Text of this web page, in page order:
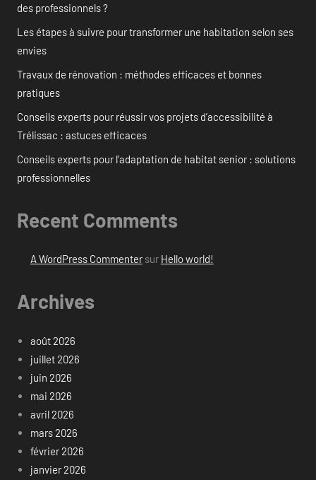
des professionnels ?
Les étapes à suivre pour transformer une habitation selon ses
envies
Travaux de rénovation : méthodes efficaces et bonnes
pratiques
Conseils experts pour réussir vos projets d’accessibilité à
Trélissac : astuces efficaces
Conseils experts pour l’adaptation de habitat senior : solutions
professionnelles
Recent Comments
A WordPress Commentersur Hello world!
Archives
août 2026
juillet 2026
juin 2026
mai 2026
avril 2026
mars 2026
février 2026
janvier 2026